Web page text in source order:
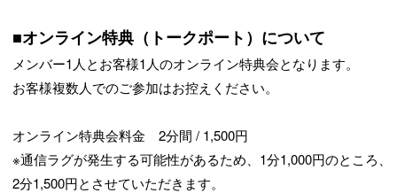
■オンライン特典（トークポート）について
メンバー1人とお客様1人のオンライン特典会となります。
お客様複数人でのご参加はお控えください。
オンライン特典会料金 2分間 / 1,500円
※通信ラグが発生する可能性があるため、1分1,000円のところ、
2分1,500円とさせていただきます。